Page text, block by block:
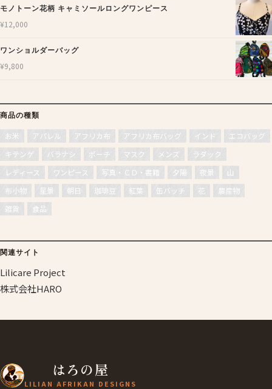
モノトーン花柄 キャミソールロングワンピース
¥12,000
ワンショルダーバッグ
¥9,800
商品の種類
お米 アパレル アフリカ布 アフリカ布バッグ インド
エコバッグ
キテンゲ
バラナシ ポーチ マスク メンズ
ラダック
レディース
ワンピース 写真・ＣＤ・書籍 夕陽 夜景
山
布小物
星景 朝日 珈琲豆 紅葉 缶バッチ 花
農産物
雑貨
食品
関連サイト
Lilicare Project
株式会社HARO
はろの屋
LILIAN AFRIKAN DESIGNS